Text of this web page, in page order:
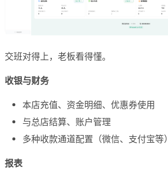
交班对得上，老板看得懂。
收银与财务
本店充值、资金明细、优惠券使用
与总店结算、账户管理
多种收款通道配置（微信、支付宝等）
报表